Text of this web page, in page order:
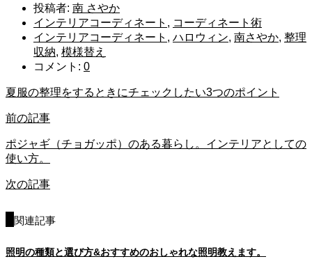
投稿者: 南 さやか
インテリアコーディネート , コーディネート術
インテリアコーディネート , ハロウィン, 南さやか, 整理
収納, 模様替え
コメント: 0
夏服の整理をするときにチェックしたい3つのポイント
前の記事
ポジャギ（チョガッポ）のある暮らし。インテリアとしての
使い方。
次の記事
関連記事
照明の種類と選び方&おすすめのおしゃれな照明教えます。